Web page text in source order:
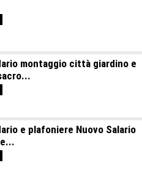
montaggio città giardino e
e plafoniere Nuovo Salario